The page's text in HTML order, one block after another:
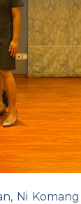
Ni Komang